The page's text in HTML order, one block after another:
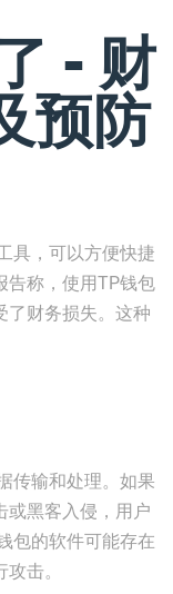
- 财
预防
具，可以方便快捷
告称，使用TP钱包
了财务损失。这种
传输和处理。如果
或黑客入侵，用户
包的软件可能存在
击。